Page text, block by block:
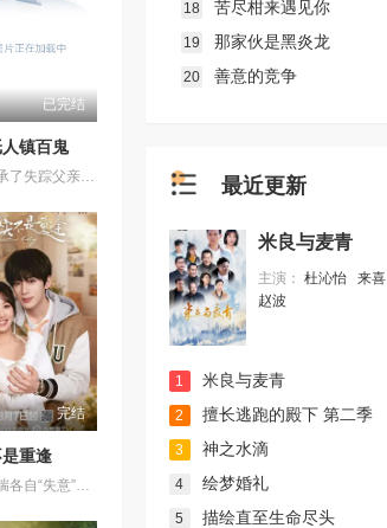
已完结
镇百鬼
苏木继承了失踪父亲留下的白事馆，本想低调扎纸维生，却因一具流血的新娘纸人卷入了一场跨越十年的惊天阴谋。这纸人身上，竟贴着父亲消失前的绝命符箓。为了寻找父亲，苏木手持家传罗盘，独闯古镇鬼婚宴，掌扇招魂神棍。深陷租界纸域大楼，反杀吸血资本家。最终踏入生人勿近的封门村，揭开百人活尸背后的血泪冤案。随着三块罗盘碎片合一，当年的背叛者，父亲的结拜兄弟王叔现身夺宝。王叔布下万怨噬魂阵，欲将苏木炼成杀戮傀儡。生死关头，苏木觉醒苏家至高血脉，融合父亲残魂，引九霄神雷荡平邪祟。你以为苏家扎的是纸，不，扎的是这世间的公道。从此，苏木手持罗盘，行走阴阳，开启了一段热血又诡异的捉鬼传奇。
完结
重逢
一群怀揣各自“失意”的年轻人，在沿海小城南安相遇相知，他们决心各展所长创办旅行社。他们以当地的特色人文与美食为引，用真诚与创意打动游客。尽管在创业路上笑料百出，但他们也渐渐褪去青涩，逐渐打响“成功旅行社”的品牌。从“冤家”互怼到甜蜜携手，“成功小分队”不仅在南安扎根了事业，更收获了惺惺相惜的友情与双向奔赴的爱情。
18 苦尽柑来遇见你
19 那家伙是黑炎龙
20 善意的竞争
最近更新
米良与麦青
主演： 杜沁怡 来喜
赵波
1 米良与麦青
2 擅长逃跑的殿下 第二季
3 神之水滴
4 绘梦婚礼
5 描绘直至生命尽头